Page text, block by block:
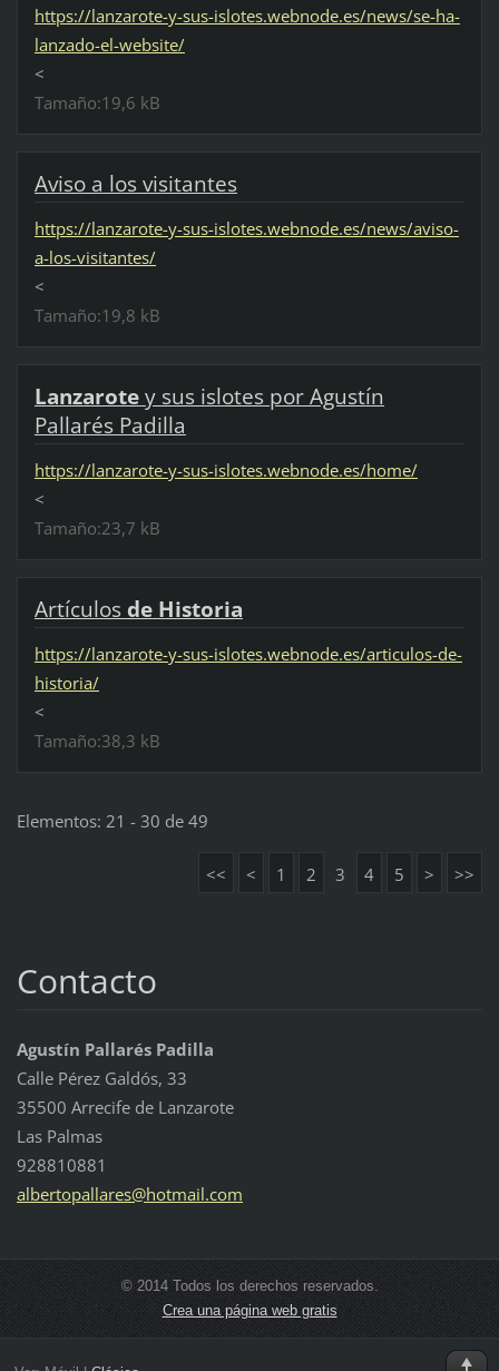
https://lanzarote-y-sus-islotes.webnode.es/news/se-ha-
lanzado-el-website/
<
Tamaño:19,6 kB
Aviso a los visitantes
https://lanzarote-y-sus-islotes.webnode.es/news/aviso-
a-los-visitantes/
<
Tamaño:19,8 kB
Lanzarotey sus islotes por Agustín
Pallarés Padilla
https://lanzarote-y-sus-islotes.webnode.es/home/
<
Tamaño:23,7 kB
Artículos de Historia
https://lanzarote-y-sus-islotes.webnode.es/articulos-de-
historia/
<
Tamaño:38,3 kB
Elementos: 21 - 30 de 49
<< < 1 2 3 4 5 > >>
Contacto
Agustín Pallarés Padilla
Calle Pérez Galdós, 33
35500 Arrecife de Lanzarote
Las Palmas
928810881
albertopallares@hotmail.com
© 2014 Todos los derechos reservados.
Crea una página web gratis